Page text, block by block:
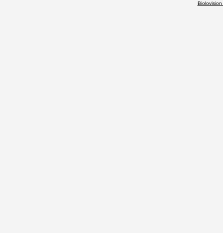
Biolovision